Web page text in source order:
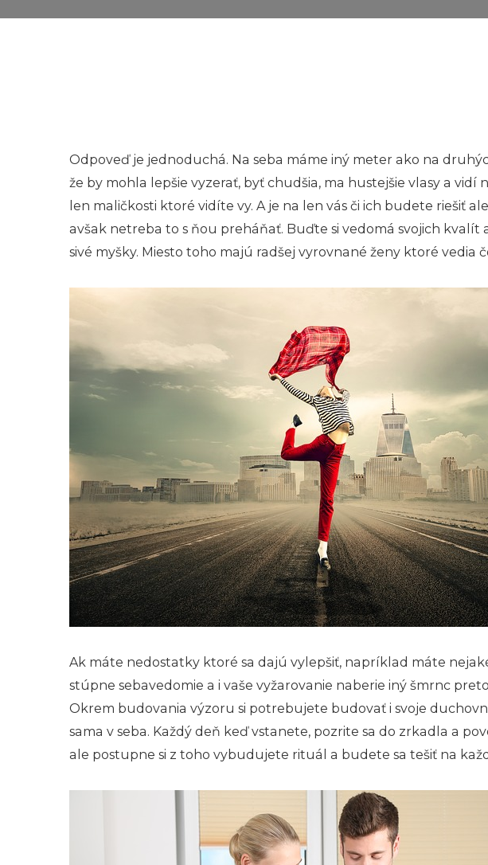
Odpoveď je jednoduchá. Na seba máme iný meter ako na
že by mohla lepšie vyzerať, byť chudšia, ma hustejšie vlasy a
len maličkosti ktoré vidíte vy. A je na len vás či ich budete riešiť
avšak netreba to s ňou preháňať. Buďte si vedomá svojich
sivé myšky. Miesto toho majú radšej vyrovnané ženy ktoré vedia
Ak máte nedostatky ktoré sa dajú vylepšiť, napríklad máte
stúpne sebavedomie a i vaše vyžarovanie naberie iný šmrnc
Okrem budovania výzoru si potrebujete budovať i svoje
sama v seba. Každý deň keď vstanete, pozrite sa do zrkadla a
ale postupne si z toho vybudujete rituál a budete sa tešiť na